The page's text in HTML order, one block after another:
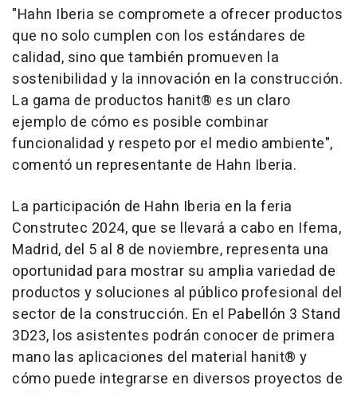
"Hahn Iberia se compromete a ofrecer productos
que no solo cumplen con los estándares de
calidad, sino que también promueven la
sostenibilidad y la innovación en la construcción.
La gama de productos hanit® es un claro
ejemplo de cómo es posible combinar
funcionalidad y respeto por el medio ambiente",
comentó un representante de Hahn Iberia.
La participación de Hahn Iberia en la feria
Construtec 2024, que se llevará a cabo en Ifema,
Madrid, del 5 al 8 de noviembre, representa una
oportunidad para mostrar su amplia variedad de
productos y soluciones al público profesional del
sector de la construcción. En el Pabellón 3 Stand
3D23, los asistentes podrán conocer de primera
mano las aplicaciones del material hanit® y
cómo puede integrarse en diversos proyectos de